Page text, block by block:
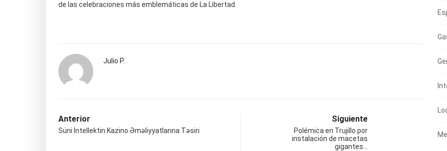
de las celebraciones más emblemáticas de La Libertad.
Julio P.
Anterior
Süni İntellektin Kazino Əməliyyatlarına Təsiri
Siguiente
Polémica en Trujillo por
instalación de macetas
gigantes…